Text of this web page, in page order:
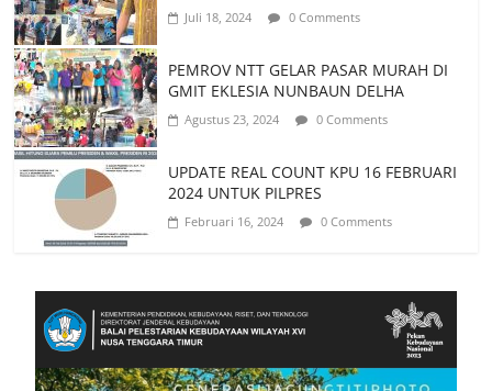
Juli 18, 2024 0 Comments
PEMROV NTT GELAR PASAR MURAH DI
GMIT EKLESIA NUNBAUN DELHA
Agustus 23, 2024 0 Comments
UPDATE REAL COUNT KPU 16 FEBRUARI
2024 UNTUK PILPRES
Februari 16, 2024 0 Comments